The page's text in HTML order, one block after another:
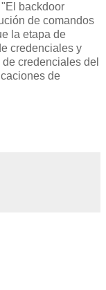
backdoor
de comandos
la etapa de
credenciales y
credenciales del
de